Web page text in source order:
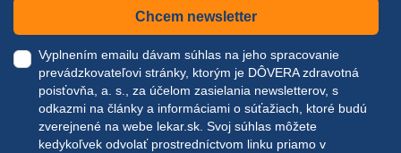
Chcem newsletter
Vyplnením emailu dávam súhlas na jeho spracovanie
prevádzkovateľovi stránky, ktorým je DÔVERA zdravotná
poisťovňa, a. s., za účelom zasielania newsletterov, s
odkazmi na články a informáciami o súťažiach, ktoré budú
zverejnené na webe lekar.sk. Svoj súhlas môžete
kedykoľvek odvolať prostredníctvom linku priamo v